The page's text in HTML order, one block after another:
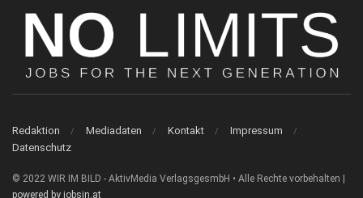
Redaktion Mediadaten Kontakt
Impressum
Datenschutz
© 2022 WIR IM BILD - AktivMedia VerlagsgesmbH • Alle Rechte vorbehalten |
powered by jobsin.at